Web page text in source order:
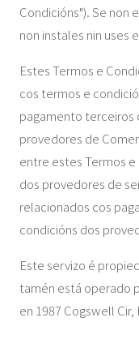
Condicións"). Se non
non instales nin uses
Estes Termos e
cos termos e
pagamento terceiros
provedores de
entre estes Termos
dos provedores de
relacionados cos
condicións dos
Este servizo é
tamén está operado
en 1987 Cogswell